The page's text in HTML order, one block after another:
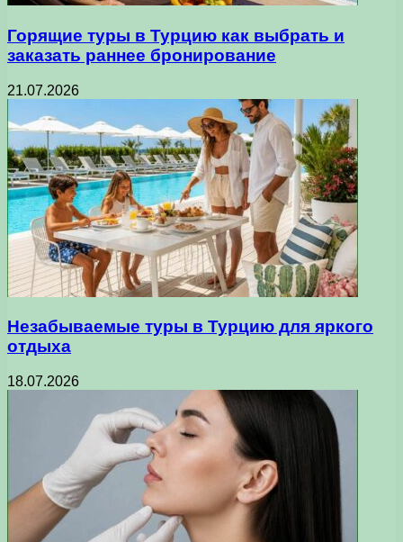
Горящие туры в Турцию как выбрать и
заказать раннее бронирование
21.07.2026
Незабываемые туры в Турцию для яркого
отдыха
18.07.2026